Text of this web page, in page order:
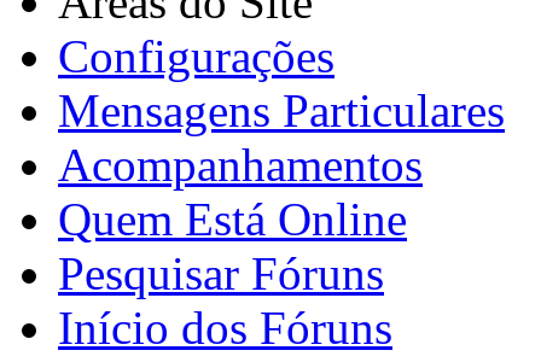
Configurações
Mensagens Particulares
Acompanhamentos
Quem Está Online
Pesquisar Fóruns
Início dos Fóruns